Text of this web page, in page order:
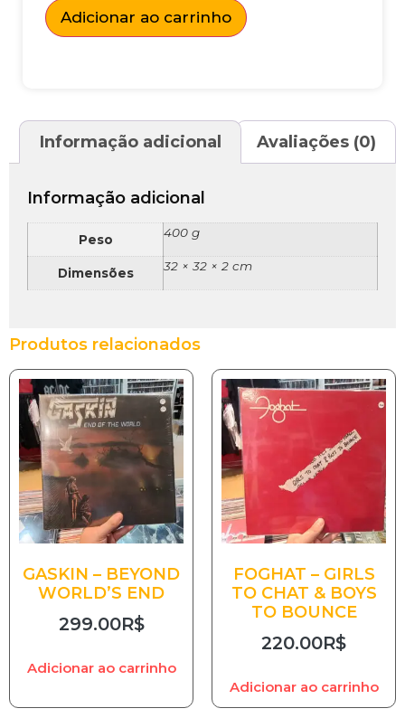
Adicionar ao carrinho
Informação adicional Avaliações (0)
Informação adicional
Peso 400 g
Dimensões 32 × 32 × 2 cm
Produtos relacionados
GASKIN – BEYOND
WORLD’S END
299.00R$
Adicionar ao carrinho
FOGHAT – GIRLS
TO CHAT & BOYS
TO BOUNCE
220.00R$
Adicionar ao carrinho